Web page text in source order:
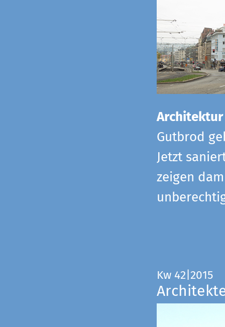
Gutbrod
Jetzt
zeigen
Kw 42|2015